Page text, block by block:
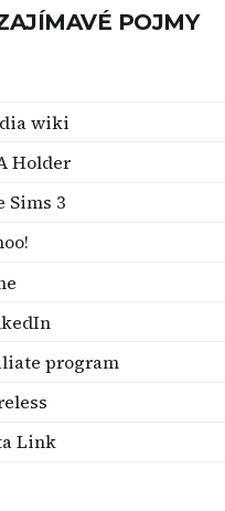
POJMY
wiki
Holder
Sims 3
program
Link